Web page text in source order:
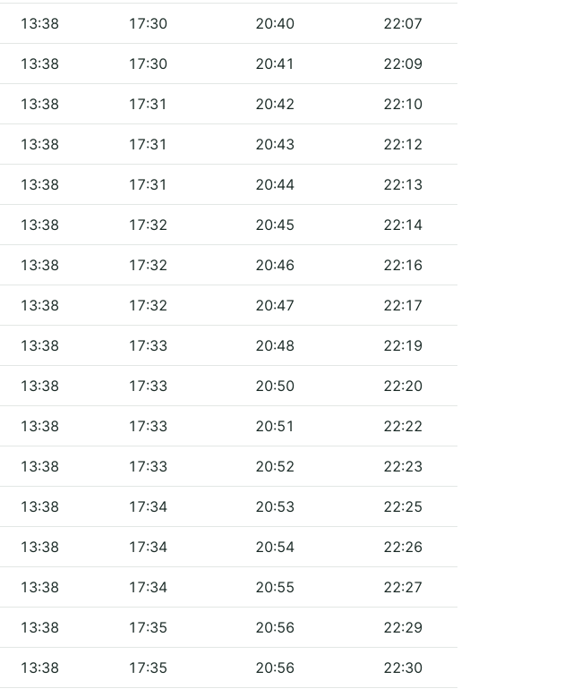
13:38 17:30 20:40 22:07
13:38 17:30 20:41 22:09
13:38 17:31 20:42 22:10
13:38 17:31 20:43 22:12
13:38 17:31 20:44 22:13
13:38 17:32 20:45 22:14
13:38 17:32 20:46 22:16
13:38 17:32 20:47 22:17
13:38 17:33 20:48 22:19
13:38 17:33 20:50 22:20
13:38 17:33 20:51 22:22
13:38 17:33 20:52 22:23
13:38 17:34 20:53 22:25
13:38 17:34 20:54 22:26
13:38 17:34 20:55 22:27
13:38 17:35 20:56 22:29
13:38 17:35 20:56 22:30